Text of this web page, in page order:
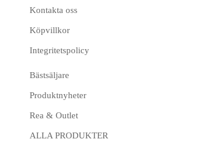
Kontakta oss
Köpvillkor
Integritetspolicy
Bästsäljare
Produktnyheter
Rea & Outlet
ALLA PRODUKTER